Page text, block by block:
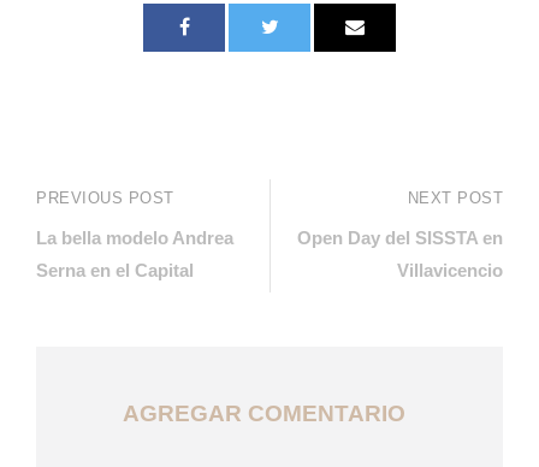
PREVIOUS POST
La bella modelo Andrea
Serna en el Capital
NEXT POST
Open Day del SISSTA en
Villavicencio
AGREGAR COMENTARIO